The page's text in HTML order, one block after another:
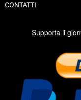
CONTATTI
Supporta il